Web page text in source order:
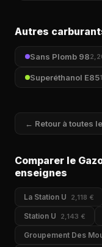
Autres
Sans Plomb 98
Superéthanol E85
← Retour à toutes
Comparer le
enseignes
La Station U 2,118 €
Station U 2,143 €
Groupement Des